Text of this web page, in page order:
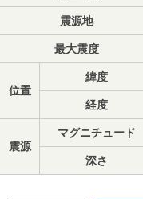
震源地
最大震度
位置
緯度
経度
震源
マグニチュード
深さ